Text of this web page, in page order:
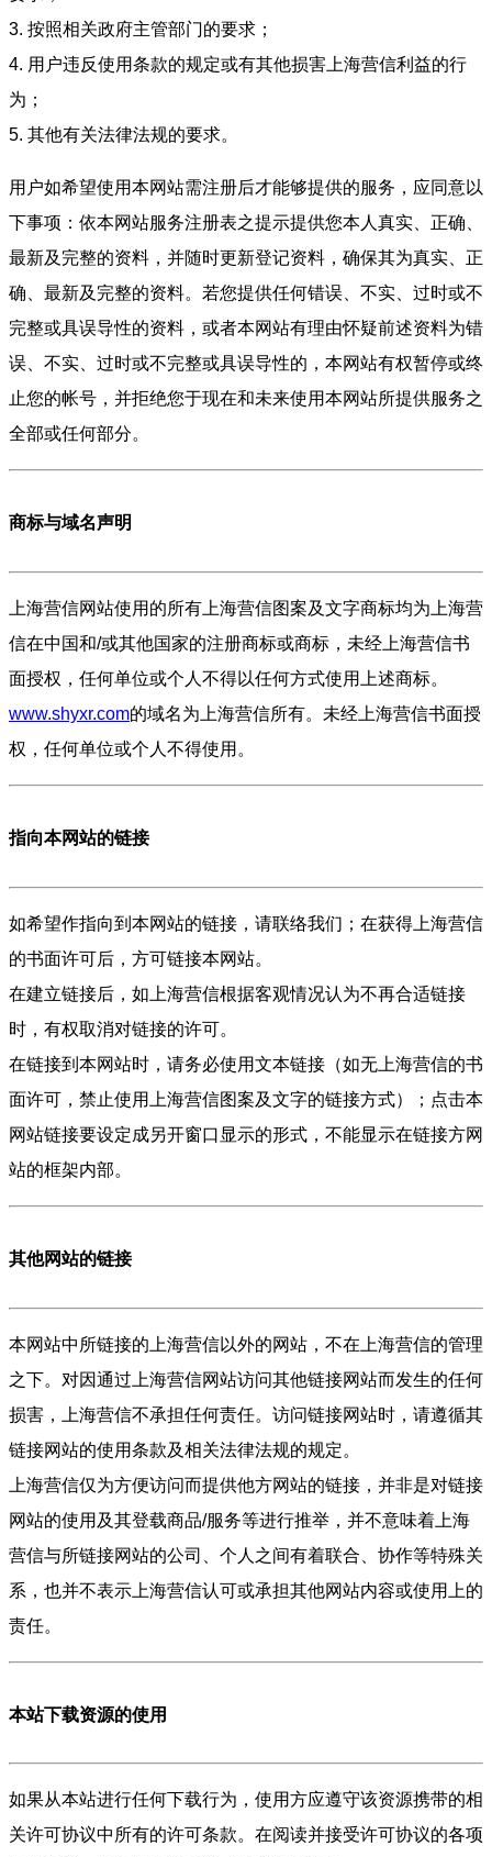
3. 按照相关政府主管部门的要求；
4. 用户违反使用条款的规定或有其他损害上海营信利益的行
为；
5. 其他有关法律法规的要求。
用户如希望使用本网站需注册后才能够提供的服务，应同意以
下事项：依本网站服务注册表之提示提供您本人真实、正确、
最新及完整的资料，并随时更新登记资料，确保其为真实、正
确、最新及完整的资料。若您提供任何错误、不实、过时或不
完整或具误导性的资料，或者本网站有理由怀疑前述资料为错
误、不实、过时或不完整或具误导性的，本网站有权暂停或终
止您的帐号，并拒绝您于现在和未来使用本网站所提供服务之
全部或任何部分。
商标与域名声明
上海营信网站使用的所有上海营信图案及文字商标均为上海营
信在中国和/或其他国家的注册商标或商标，未经上海营信书
面授权，任何单位或个人不得以任何方式使用上述商标。
www.shyxr.com的域名为上海营信所有。未经上海营信书面授
权，任何单位或个人不得使用。
指向本网站的链接
如希望作指向到本网站的链接，请联络我们；在获得上海营信
的书面许可后，方可链接本网站。
在建立链接后，如上海营信根据客观情况认为不再合适链接
时，有权取消对链接的许可。
在链接到本网站时，请务必使用文本链接（如无上海营信的书
面许可，禁止使用上海营信图案及文字的链接方式）；点击本
网站链接要设定成另开窗口显示的形式，不能显示在链接方网
站的框架内部。
其他网站的链接
本网站中所链接的上海营信以外的网站，不在上海营信的管理
之下。对因通过上海营信网站访问其他链接网站而发生的任何
损害，上海营信不承担任何责任。访问链接网站时，请遵循其
链接网站的使用条款及相关法律法规的规定。
上海营信仅为方便访问而提供他方网站的链接，并非是对链接
网站的使用及其登载商品/服务等进行推举，并不意味着上海
营信与所链接网站的公司、个人之间有着联合、协作等特殊关
系，也并不表示上海营信认可或承担其他网站内容或使用上的
责任。
本站下载资源的使用
如果从本站进行任何下载行为，使用方应遵守该资源携带的相
关许可协议中所有的许可条款。在阅读并接受许可协议的各项